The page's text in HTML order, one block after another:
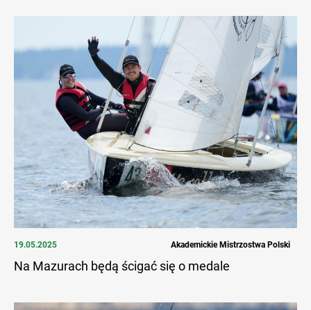
19.05.2025 Akademickie Mistrzostwa Polski
Na Mazurach będą ścigać się o medale